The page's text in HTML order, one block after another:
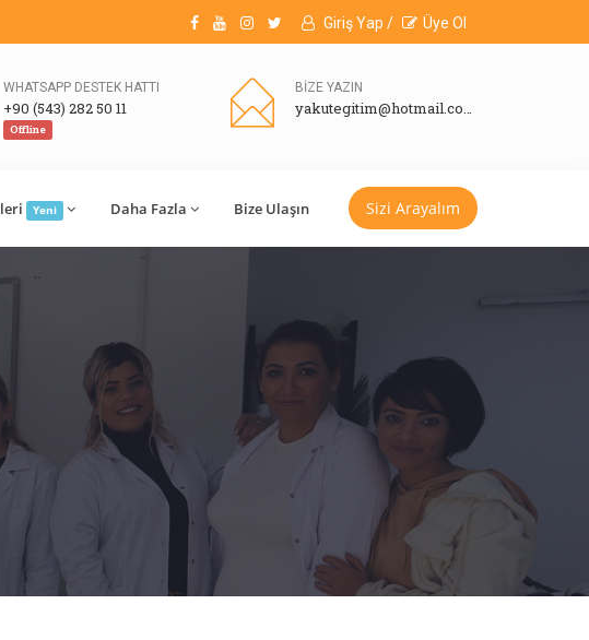
Giriş Yap / Üye Ol
WHATSAPP DESTEK HATTI
+90 (543) 282 50 11
Offline
BİZE YAZIN
yakutegitim@hotmail.com
Yeni Daha Fazla Bize Ulaşın Sizi Arayalım